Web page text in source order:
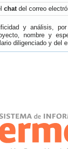
chatdel correo
y análisis,
nombre y
diligenciado y del